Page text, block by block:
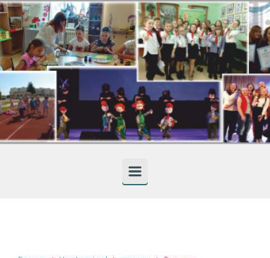
Skip to main content